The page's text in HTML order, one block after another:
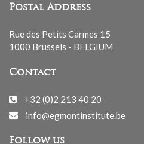
Postal Address
Rue des Petits Carmes 15
1000 Brussels - BELGIUM
Contact
+32 (0)2 213 40 20
info@egmontinstitute.be
Follow us